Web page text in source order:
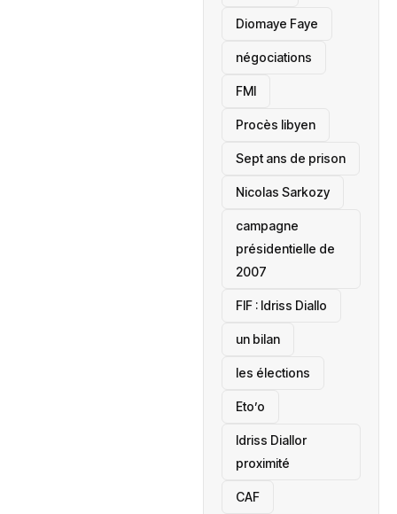
Diomaye Faye
négociations
FMI
Procès libyen
Sept ans de prison
Nicolas Sarkozy
campagne
présidentielle de
2007
‎FIF : Idriss Diallo
un bilan
les élections
Eto’o
Idriss Diallor
proximité
CAF